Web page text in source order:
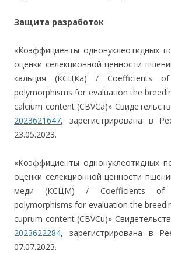
Защита разработок
«Коэффициенты однонуклеотидных
оценки селекционной ценности
кальция (КСЦКа) / Сoefficients of
polymorphisms for evaluation the
calcium content (СBVCa)»
2023621647, зарегистрирована в
23.05.2023.
«Коэффициенты однонуклеотидных
оценки селекционной ценности
меди (КСЦМ) / Сoefficients of
polymorphisms for evaluation the
cuprum content (СBVCu)»
2023622284, зарегистрирована в
07.07.2023.